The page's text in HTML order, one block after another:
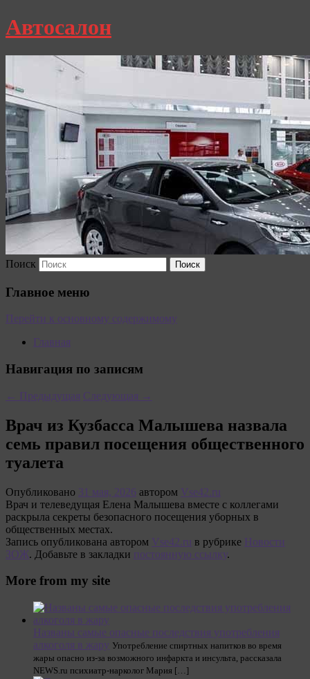
Автосалон
Поиск
Главное меню
Перейти к основному содержимому
Главная
Навигация по записям
← Предыдущая Следующая →
Врач из Кузбасса Малышева назвала
семь правил посещения общественного
туалета
Опубликовано 31 мая, 2026 автором Vse42.ru
Врач и телеведущая Елена Малышева вместе с коллегами
раскрыла секреты безопасного посещения уборных в
общественных местах.
Запись опубликована автором Vse42.ru в рубрике Новости
ЗОЖ. Добавьте в закладки постоянную ссылку.
More from my site
Названы самые опасные последствия употребления
алкоголя в жару Употребление спиртных напитков во время
жары опасно из-за возможного инфаркта и инсульта, рассказала
NEWS.ru психиатр-нарколог Мария […]